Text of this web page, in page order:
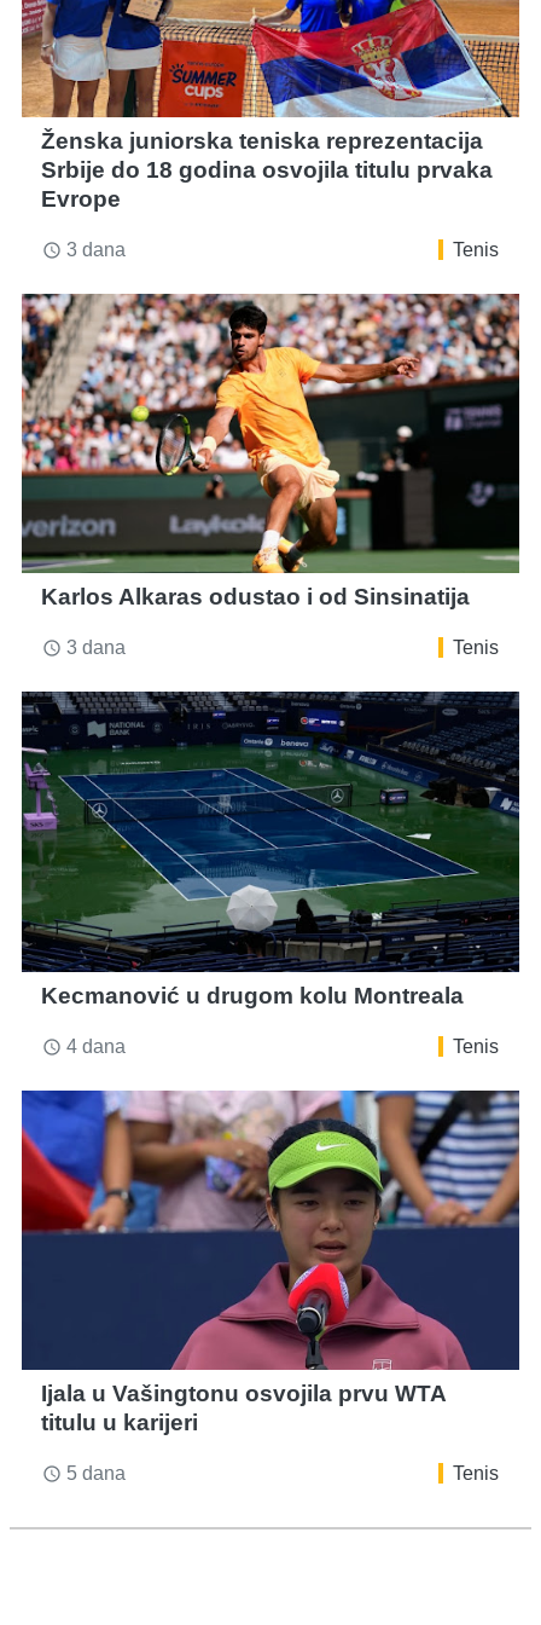
Ženska juniorska teniska reprezentacija
Srbije do 18 godina osvojila titulu prvaka
Evrope
access_time 3 dana Tenis
Karlos Alkaras odustao i od Sinsinatija
access_time 3 dana Tenis
Kecmanović u drugom kolu Montreala
access_time 4 dana Tenis
Ijala u Vašingtonu osvojila prvu WTA
titulu u karijeri
access_time 5 dana Tenis